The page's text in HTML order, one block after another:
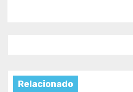
Relacionado